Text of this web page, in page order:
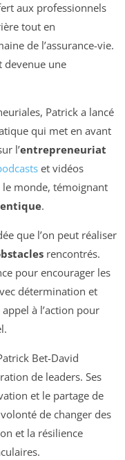
aux professionnels
tout en
de l’assurance-vie.
devenue une
Patrick a lancé
qui met en avant
l’entrepreneuriat
et vidéos
monde, témoignant
.
que l’on peut réaliser
rencontrés.
pour encourager les
détermination et
à l’action pour
Bet-David
de leaders. Ses
et le partage de
de changer des
et la résilience